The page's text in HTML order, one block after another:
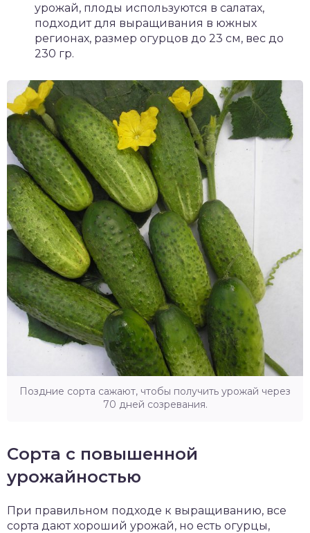
урожай, плоды используются в салатах,
подходит для выращивания в южных
регионах, размер огурцов до 23 см, вес до
230 гр.
Поздние сорта сажают, чтобы получить урожай через
70 дней созревания.
Сорта с повышенной
урожайностью
При правильном подходе к выращиванию, все
сорта дают хороший урожай, но есть огурцы,